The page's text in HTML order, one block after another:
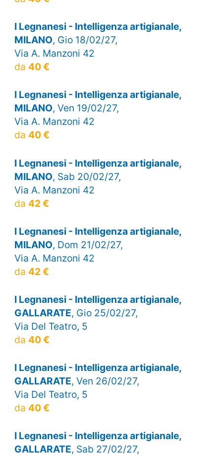
I Legnanesi - Intelligenza artigianale,
MILANO, Gio 18/02/27,
Via A. Manzoni 42
da 40 €
I Legnanesi - Intelligenza artigianale,
MILANO, Ven 19/02/27,
Via A. Manzoni 42
da 40 €
I Legnanesi - Intelligenza artigianale,
MILANO, Sab 20/02/27,
Via A. Manzoni 42
da 42 €
I Legnanesi - Intelligenza artigianale,
MILANO, Dom 21/02/27,
Via A. Manzoni 42
da 42 €
I Legnanesi - Intelligenza artigianale,
GALLARATE, Gio 25/02/27,
Via Del Teatro, 5
da 40 €
I Legnanesi - Intelligenza artigianale,
GALLARATE, Ven 26/02/27,
Via Del Teatro, 5
da 40 €
I Legnanesi - Intelligenza artigianale,
GALLARATE, Sab 27/02/27,